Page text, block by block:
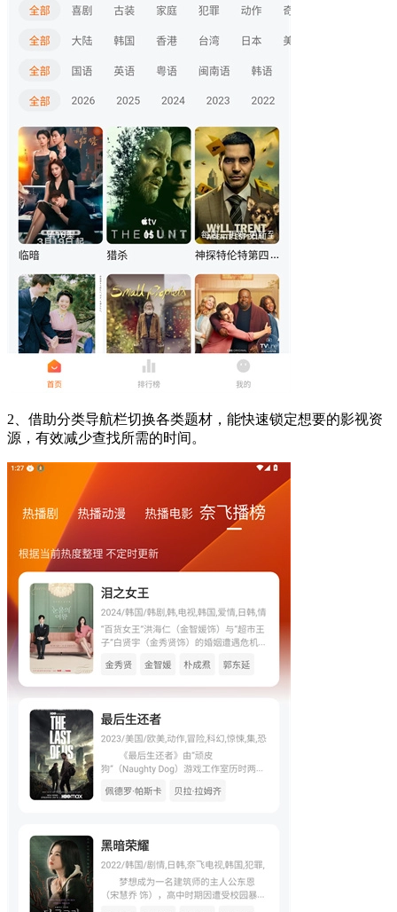
2、借助分类导航栏切换各类题材，能快速锁定想要的影视资
源，有效减少查找所需的时间。